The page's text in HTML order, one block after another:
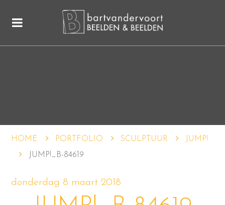
HOME PORTFOLIO SCULPTUUR
JUMP!
JUMP!_B-84619
donderdag 8 maart 2018